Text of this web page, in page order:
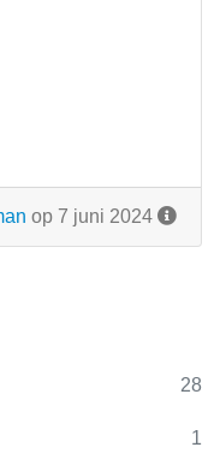
28
1
op 7 juni 2024